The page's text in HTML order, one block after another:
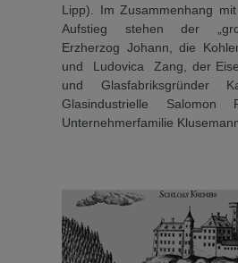
Lipp). Im Zusammenhang
Aufstieg stehen der
Erzherzog Jo­hann, die
und Ludovica Zang, der
und Glasfabriksgründer
Glasindustrielle
Unternehmer­familie